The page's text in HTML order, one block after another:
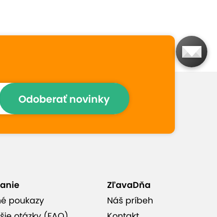
Relax, uvoľnenie stresu a
zvýšenie pružnosti tela
Thai La Flora v Podunajských
Odoberať novinky
poukazy
ZľavaDňa
Náš príbeh